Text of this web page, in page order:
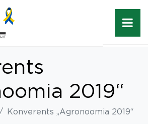
2019“
Konverents „Agronoomia 2019“